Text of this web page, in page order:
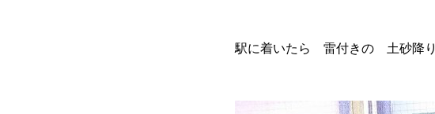
駅に着いたら 雷付きの 土砂降り